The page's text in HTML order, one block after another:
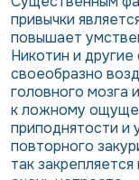
привычки
повышает
Никотин и
своеобразно
головного мозга
к ложному
приподнятости и
повторного
так